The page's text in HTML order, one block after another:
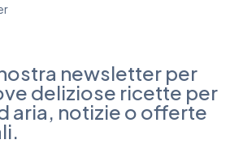
newsletter per
deliziose ricette per
aria, notizie o offerte